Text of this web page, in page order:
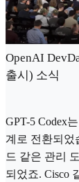
OpenAI
출시) 소식
GPT-5 Codex
계로 전환되었
드 같은 관리
되었죠. Cisco